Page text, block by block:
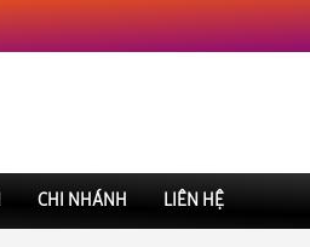
CHI NHÁNH LIÊN HỆ